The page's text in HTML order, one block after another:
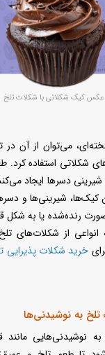
عکس کیک شکلاتی با شکلات تلخ
می‌توان از آن در
شکلاتی استفاده
دسرها ایجاد
شیرینی‌ها و
رنده‌شده یا به
از شکلات‌های
خرید شکلات پذیرایی
نوشیدنی‌هایی مانند